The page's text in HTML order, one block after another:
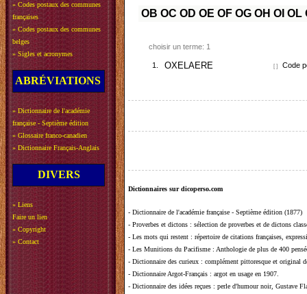
» Codes postaux des communes
françaises
» Codes postaux des communes
belges
» Sigles et acronymes
ABRÉVIATIONS
» Dictionnaire de l'académie
française - Septième édition
» Glossaire franco-canadien
» Dictionnaire Français-Anglais
DIVERS
» Liens
Faire un lien
» Copyright
» Contact
OB OC OD OE OF OG OH OI OL
choisir un terme: 1
1. OXELAERE [ ] Code
Dictionnaires sur dicoperso.com
- Dictionnaire de l'académie française - Septième édition (1877)
- Proverbes et dictons : sélection de proverbes et de dictons
- Les mots qui restent : répertoire de citations françaises,
- Les Munitions du Pacifisme : Anthologie de plus de 400
- Dictionnaire des curieux : complément pittoresque et original
- Dictionnaire Argot-Français : argot en usage en 1907.
- Dictionnaire des idées reçues : perle d'humour noir, Gustave